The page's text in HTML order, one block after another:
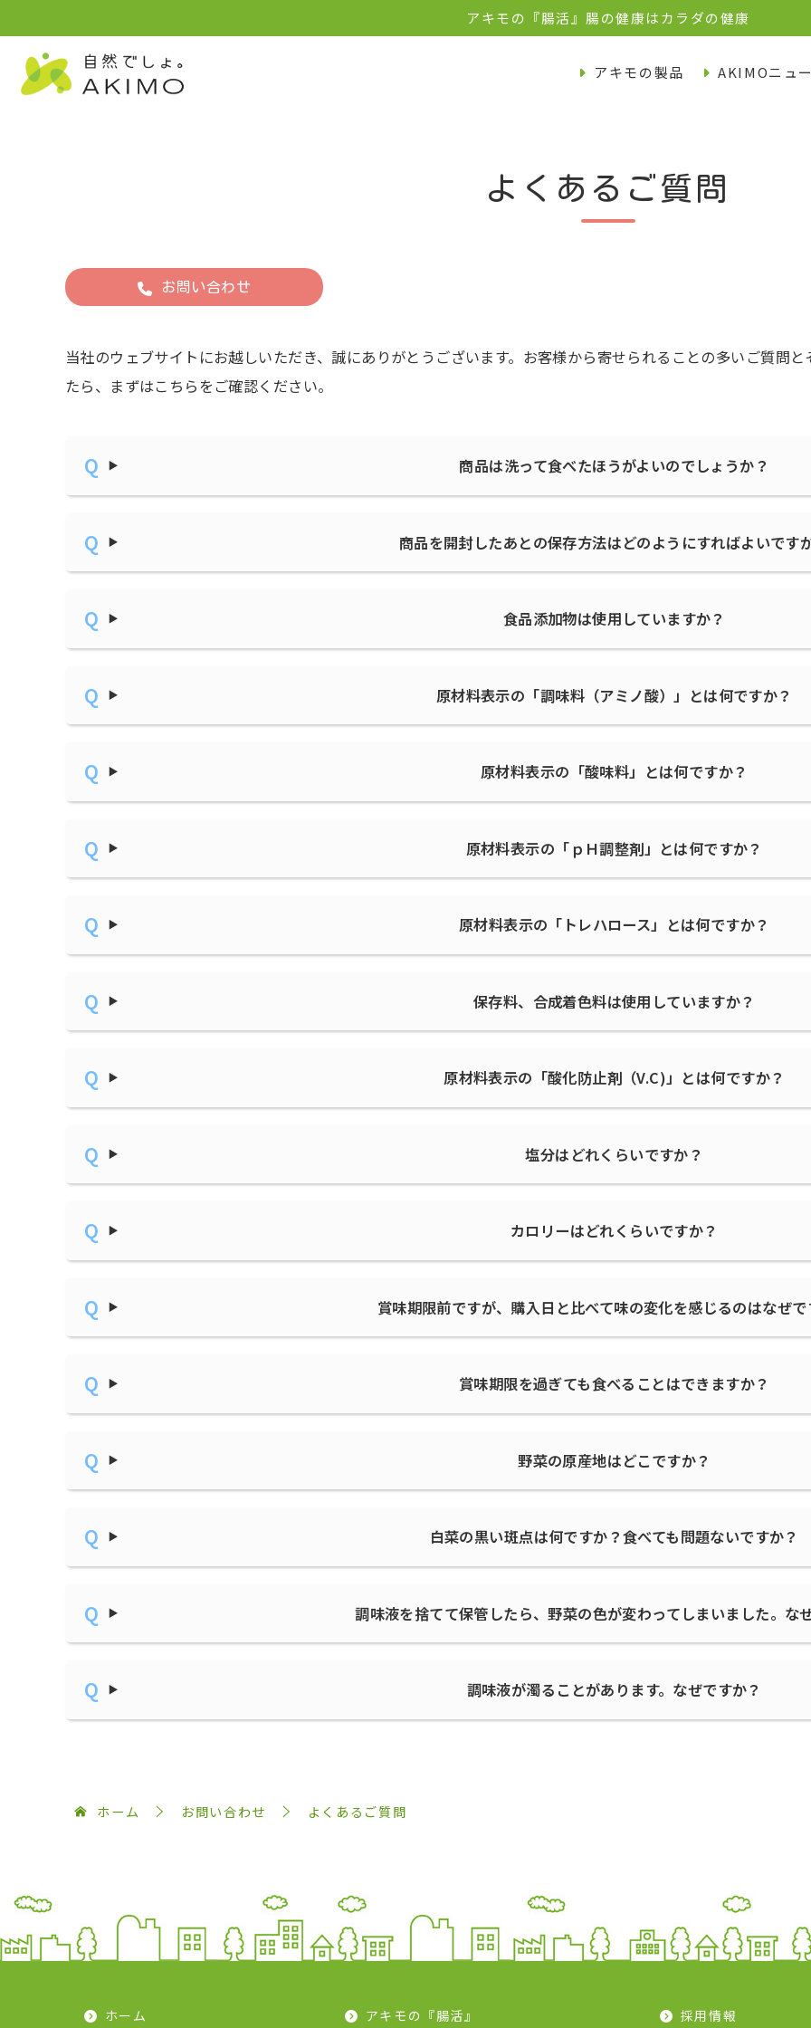
アキモの『腸活』腸の健康はカラダの健康
アキモの製品 AKIMOニュ
よくあるご質問
お問い合わせ
当社のウェブサイトにお越しいただき、誠にありがとうございます。お客様から寄せられることの多いご質問
たら、まずはこちらをご確認ください。
商品は洗って食べたほうがよいのでしょうか？
商品を開封したあとの保存方法はどのようにすればよいです
食品添加物は使用していますか？
原材料表示の「調味料（アミノ酸）」とは何ですか？
原材料表示の「酸味料」とは何ですか？
原材料表示の「ｐＨ調整剤」とは何ですか？
原材料表示の「トレハロース」とは何ですか？
保存料、合成着色料は使用していますか？
原材料表示の「酸化防止剤（V.C)」とは何ですか？
塩分はどれくらいですか？
カロリーはどれくらいですか？
賞味期限前ですが、購入日と比べて味の変化を感じるのはなぜ
賞味期限を過ぎても食べることはできますか？
野菜の原産地はどこですか？
白菜の黒い斑点は何ですか？食べても問題ないですか？
調味液を捨てて保管したら、野菜の色が変わってしまいました。な
調味液が濁ることがあります。なぜですか？
ホーム お問い合わせ よくあるご質問
ホーム アキモの『腸活』 採用情報